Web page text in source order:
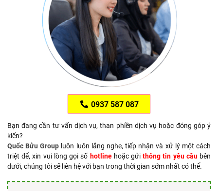
0937 587 087
Bạn đang cần tư vấn dịch vụ, than phiền dịch vụ hoặc đóng góp ý
kiến?
Quốc Bửu Group luôn luôn lắng nghe, tiếp nhận và xử lý một cách
triệt để, xin vui lòng gọi số hotlinehoặc gửithông tin yêu cầubên
dưới, chúng tôi sẽ liên hệ với bạn trong thời gian sớm nhất có thể.